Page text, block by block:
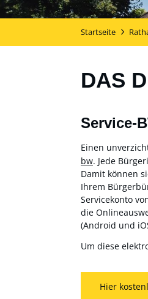
Startseite
DAS
Service-
Einen
bw. Jede
Damit können
Ihrem
Servicekonto
die
(Android und
Um diese
Hier